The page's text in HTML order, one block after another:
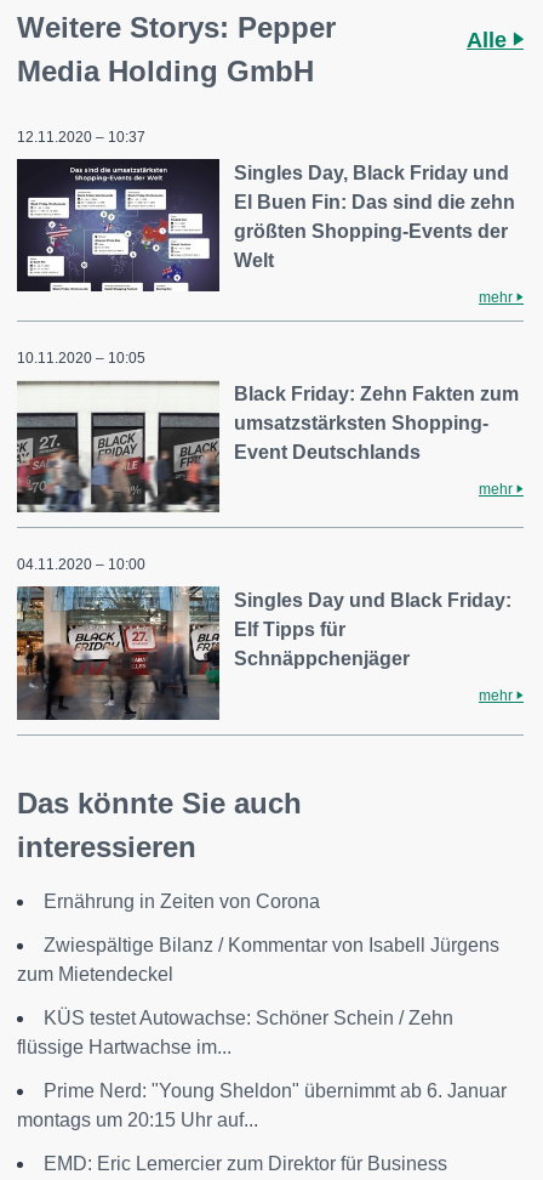
Weitere Storys: Pepper
Media Holding GmbH
Alle
12.11.2020 – 10:37
Singles Day, Black Friday und
El Buen Fin: Das sind die zehn
größten Shopping-Events der
Welt
mehr
10.11.2020 – 10:05
Black Friday: Zehn Fakten zum
umsatzstärksten Shopping-
Event Deutschlands
mehr
04.11.2020 – 10:00
Singles Day und Black Friday:
Elf Tipps für
Schnäppchenjäger
mehr
Das könnte Sie auch
interessieren
Ernährung in Zeiten von Corona
Zwiespältige Bilanz / Kommentar von Isabell Jürgens
zum Mietendeckel
KÜS testet Autowachse: Schöner Schein / Zehn
flüssige Hartwachse im...
Prime Nerd: "Young Sheldon" übernimmt ab 6. Januar
montags um 20:15 Uhr auf...
EMD: Eric Lemercier zum Direktor für Business